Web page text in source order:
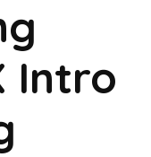
Intro